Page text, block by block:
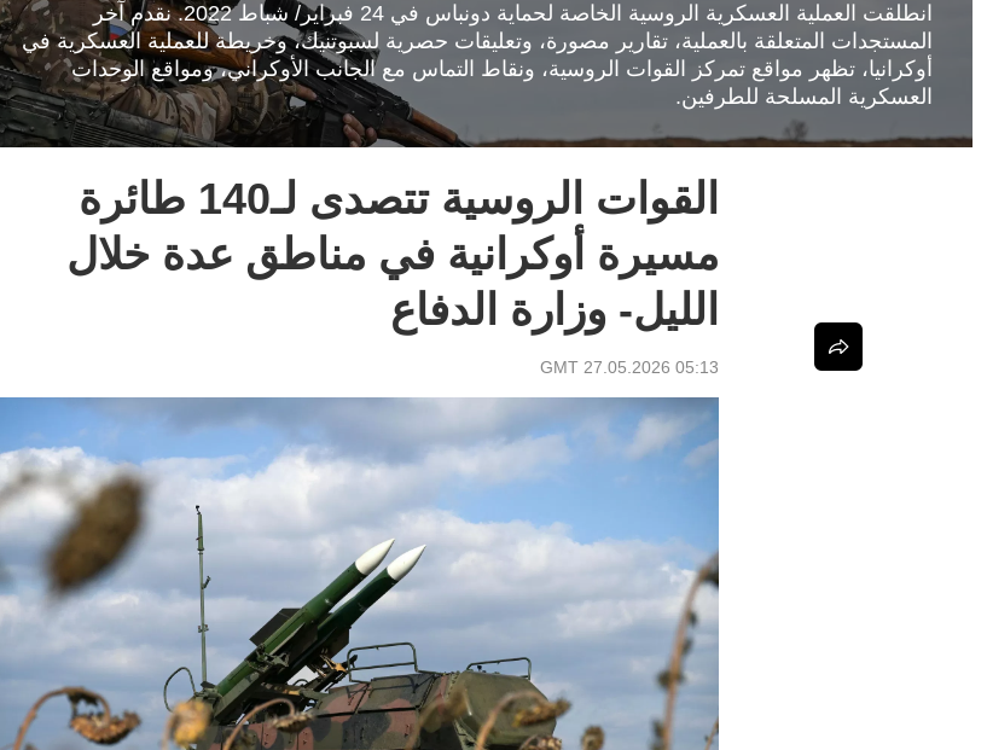
انطلقت العملية العسكرية الروسية الخاصة لحماية دونباس في 24 فبراير/ شباط 2022. نقدم آخر
المستجدات المتعلقة بالعملية، تقارير مصورة، وتعليقات حصرية لسبوتنيك، وخريطة للعملية العسكرية في
أوكرانيا، تظهر مواقع تمركز القوات الروسية، ونقاط التماس مع الجانب الأوكراني، ومواقع الوحدات
العسكرية المسلحة للطرفين.
القوات الروسية تتصدى لـ140 طائرة
مسيرة أوكرانية في مناطق عدة خلال
الليل- وزارة الدفاع
05:13 GMT 27.05.2026